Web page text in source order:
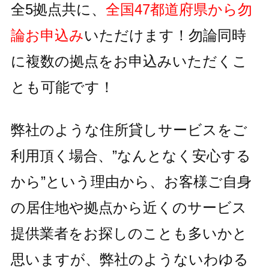
全5拠点共に、 全国47都道府県から勿
論お申込みいただけます！ 勿論同時
に複数の拠点をお申込みいただくこ
とも可能です！
弊社のような住所貸しサービスをご
利用頂く場合、 ”なんとなく安心する
から”という理由から、お客様ご自身
の居住地や拠点から近くのサービス
提供業者をお探しのことも多いかと
思いますが、 弊社のようないわゆる